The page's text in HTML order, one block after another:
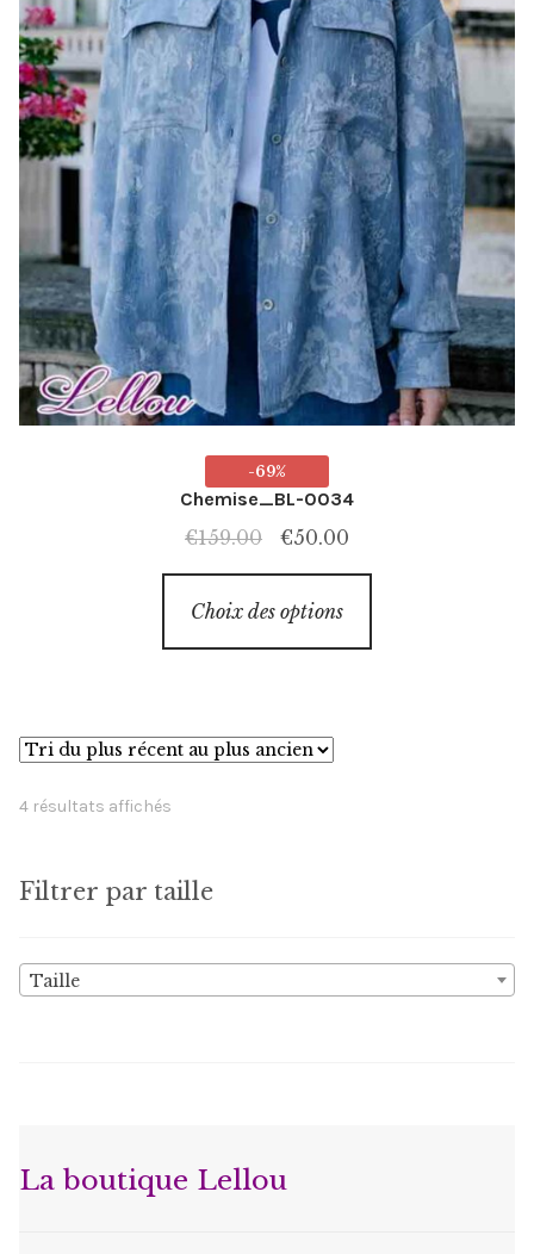
produit
-69%
Chemise_BL-0034
€159.00
Le
prix
initial
€50.00Le
prix
Choix des options
a
page
4 résultats affichés
récent
Filtrer par taille
Taille
La boutique Lellou